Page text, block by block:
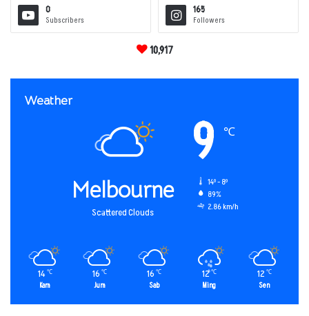
0
Subscribers
165
Followers
10,917
Weather
Melbourne
Scattered Clouds
9 ℃
14º - 8º
89%
2.86 km/h
14 ℃
Kam
16 ℃
Jum
16 ℃
Sab
12℃
Ming
12 ℃
Sen